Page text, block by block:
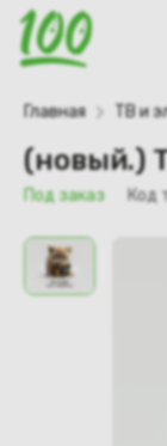
Главная ТВ и
(новый.)
Под заказ Код